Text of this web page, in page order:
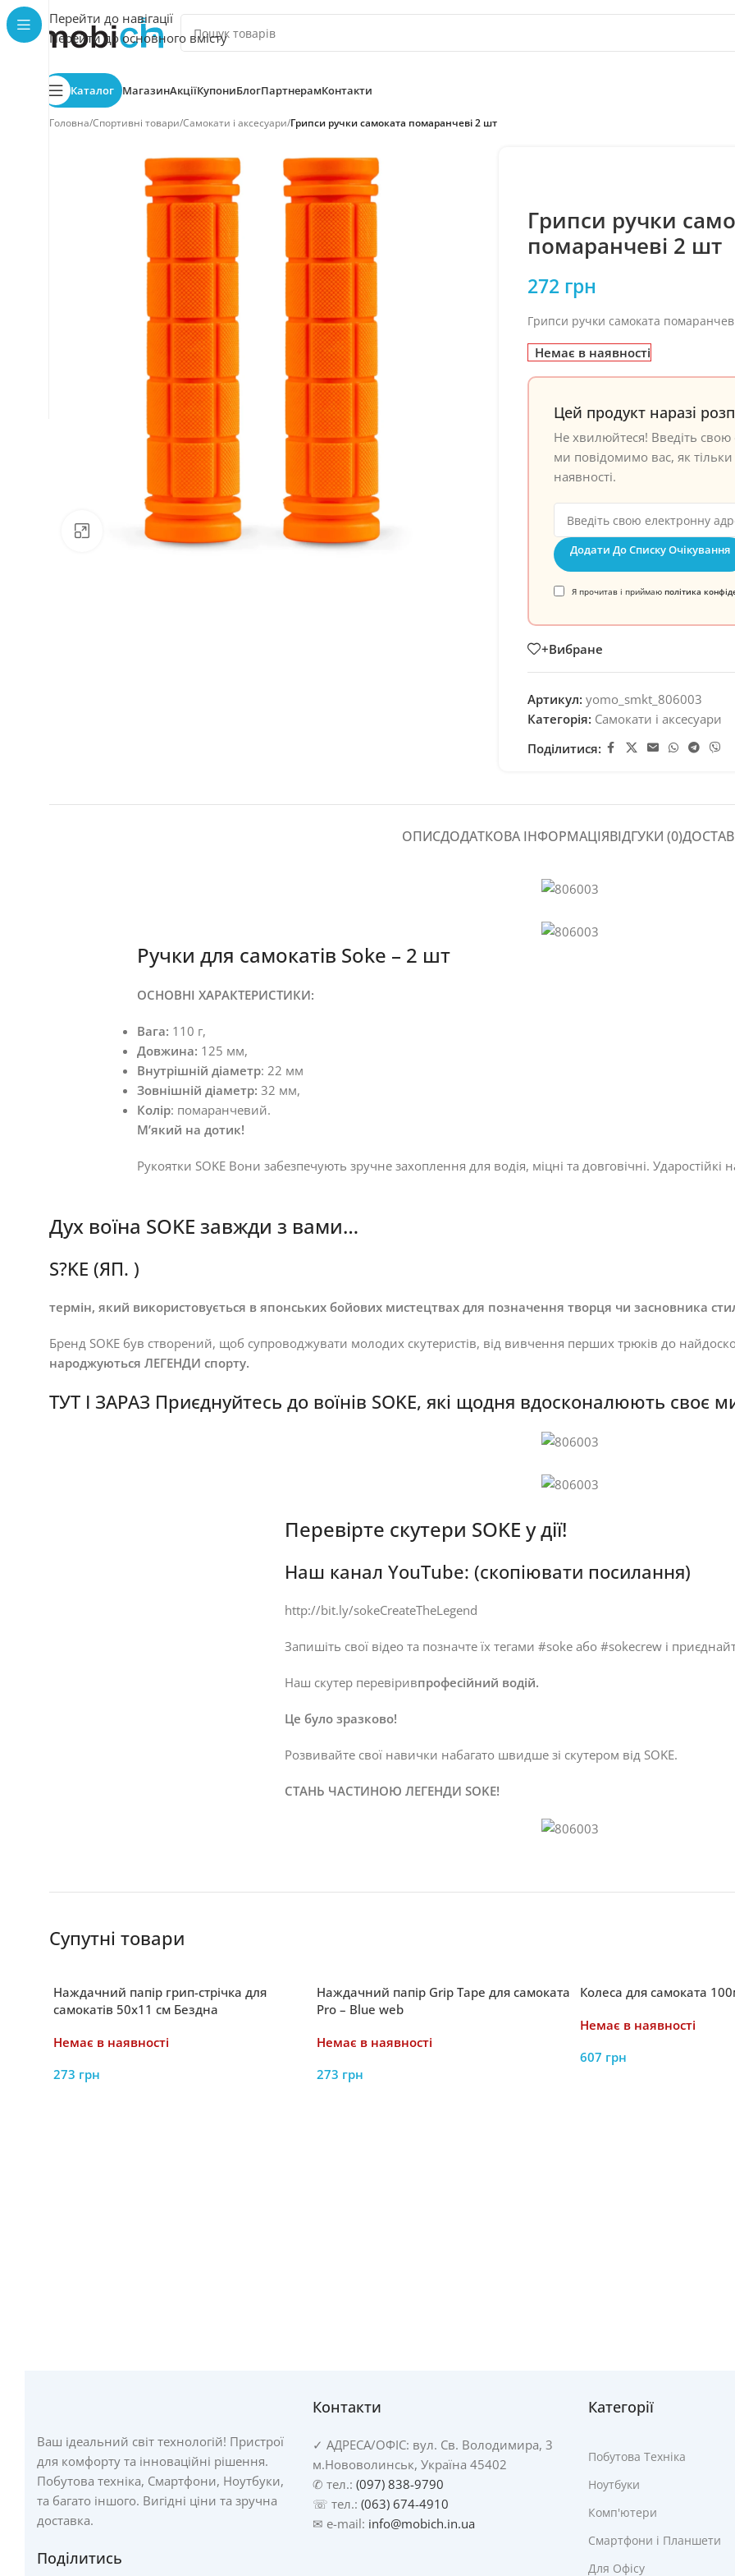
Перейти до навігації
Перейти до основного вмісту
Каталог МагазинАкціїКупониБлогПартнерамКонтакти
Головна/Спортивні товари/Самокати і аксесуари/Грипси ручки самоката помаранчеві 2 шт
Натисніть, щоб збільшити
Грипси ручки
помаранчеві 2 шт
272 грн
Грипси ручки самоката
Немає в наявності
Цей продукт наразі
Не хвилюйтеся! Введіть свою
ми повідомимо вас, як тільки
наявності.
Додати До Списку Очікування
Я прочитав і приймаю політика
+Вибране
Артикул: yomo_smkt_806003
Категорія: Самокати і аксесуари
Поділитися:
ОПИСДОДАТКОВА ІНФОРМАЦІЯВІДГУКИ (0)
Ручки для самокатів Soke – 2 шт
ОСНОВНІ ХАРАКТЕРИСТИКИ:
Вага: 110 г,
Довжина: 125 мм,
Внутрішній діаметр: 22 мм
Зовнішній діаметр: 32 мм,
Колір: помаранчевий.
М’який на дотик!
Рукоятки SOKE Вони забезпечують зручне захоплення для водія, міцні та довговічні.
Дух воїна SOKE завжди з вами…
S?KE (ЯП. )
термін, який використовується в японських бойових мистецтвах для позначення творця чи засновника
Бренд SOKE був створений, щоб супроводжувати молодих скутеристів, від вивчення перших трюків до
народжуються ЛЕГЕНДИ спорту.
ТУТ І ЗАРАЗ Приєднуйтесь до воїнів SOKE, які щодня вдосконалюють своє
Перевірте скутери SOKE у дії!
Наш канал YouTube: (скопіювати посилання)
http://bit.ly/sokeCreateTheLegend
Запишіть свої відео та позначте їх тегами #soke або #sokecrew і
Наш скутер перевіривпрофесійний водій.
Це було зразково!
Розвивайте свої навички набагато швидше зі скутером від SOKE.
СТАНЬ ЧАСТИНОЮ ЛЕГЕНДИ SOKE!
Супутні товари
Наждачний папір грип-стрічка для
самокатів 50х11 см Бездна
Немає в наявності
273 грн
Наждачний папір Grip Tape для самоката
Pro – Blue web
Немає в наявності
273 грн
Колеса для самоката
Немає в наявності
607 грн
Ваш ідеальний світ технологій! Пристрої
для комфорту та інноваційні рішення.
Побутова техніка, Смартфони, Ноутбуки,
та багато іншого. Вигідні ціни та зручна
доставка.
Поділитись
Контакти
✓ АДРЕСА/ОФІС: вул. Св. Володимира, 3
м.Нововолинськ, Україна 45402
✆ тел.: (097) 838-9790
☏ тел.: (063) 674-4910
✉ e-mail: info@mobich.in.ua
Категорії
Побутова Техніка
Ноутбуки
Комп'ютери
Смартфони і Планшети
Для Офісу